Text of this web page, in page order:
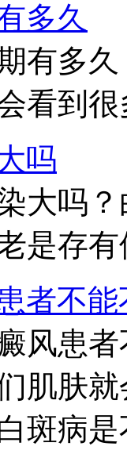
多久
有多
看到
吗
大吗
是存
者不能
风患
肌肤
斑病